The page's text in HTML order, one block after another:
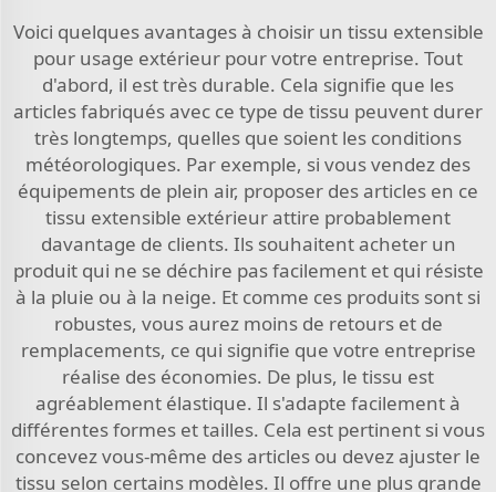
Voici quelques avantages à choisir un tissu extensible
pour usage extérieur pour votre entreprise. Tout
d'abord, il est très durable. Cela signifie que les
articles fabriqués avec ce type de tissu peuvent durer
très longtemps, quelles que soient les conditions
météorologiques. Par exemple, si vous vendez des
équipements de plein air, proposer des articles en ce
tissu extensible extérieur attire probablement
davantage de clients. Ils souhaitent acheter un
produit qui ne se déchire pas facilement et qui résiste
à la pluie ou à la neige. Et comme ces produits sont si
robustes, vous aurez moins de retours et de
remplacements, ce qui signifie que votre entreprise
réalise des économies. De plus, le tissu est
agréablement élastique. Il s'adapte facilement à
différentes formes et tailles. Cela est pertinent si vous
concevez vous-même des articles ou devez ajuster le
tissu selon certains modèles. Il offre une plus grande